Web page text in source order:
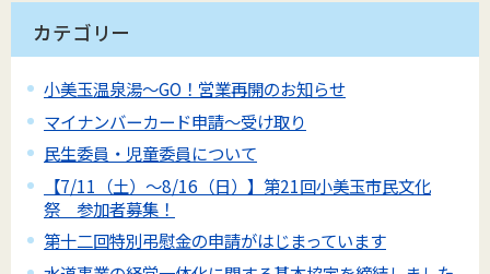
カテゴリー
小美玉温泉湯～GO！営業再開のお知らせ
マイナンバーカード申請～受け取り
民生委員・児童委員について
【7/11（土）～8/16（日）】第21回小美玉市民文化
祭 参加者募集！
第十二回特別弔慰金の申請がはじまっています